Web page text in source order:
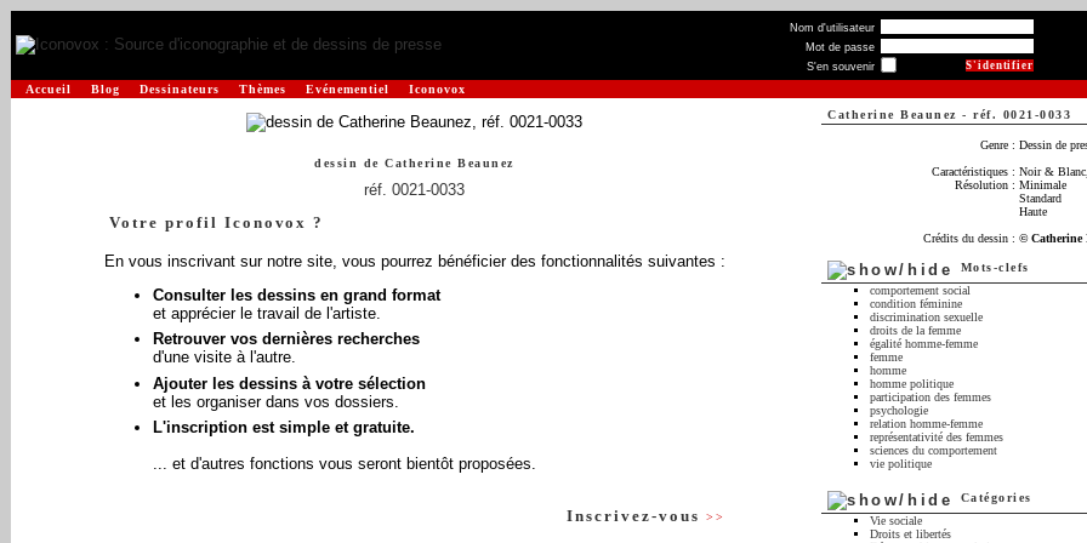
Nom d'utilisateur
Mot de passe
S'en souvenir
Accueil Blog Dessinateurs Thèmes Evénementiel Iconovox
dessin deCatherine Beaunez
réf. 0021-0033
Votre profil Iconovox ?
En vous inscrivant sur notre site, vous pourrez bénéficier des fonctionnalités suivantes :
Consulter les dessins en grand format
et apprécier le travail de l'artiste.
Retrouver vos dernières recherches
d'une visite à l'autre.
Ajouter les dessins à votre sélection
et les organiser dans vos dossiers.
L'inscription est simple et gratuite.
... et d'autres fonctions vous seront bientôt proposées.
Inscrivez-vous >>
Catherine Beaunez - réf. 0021-0033
Genre : Dessin de
Caractéristiques : Noir &
Résolution : Minimale
Standard
Haute
Crédits du dessin : © Catherine
Mots-clefs
comportement social
condition féminine
discrimination sexuelle
droits de la femme
égalité homme-femme
femme
homme
homme politique
participation des femmes
psychologie
relation homme-femme
représentativité des femmes
sciences du comportement
vie politique
Catégories
Vie sociale
Droits et libertés